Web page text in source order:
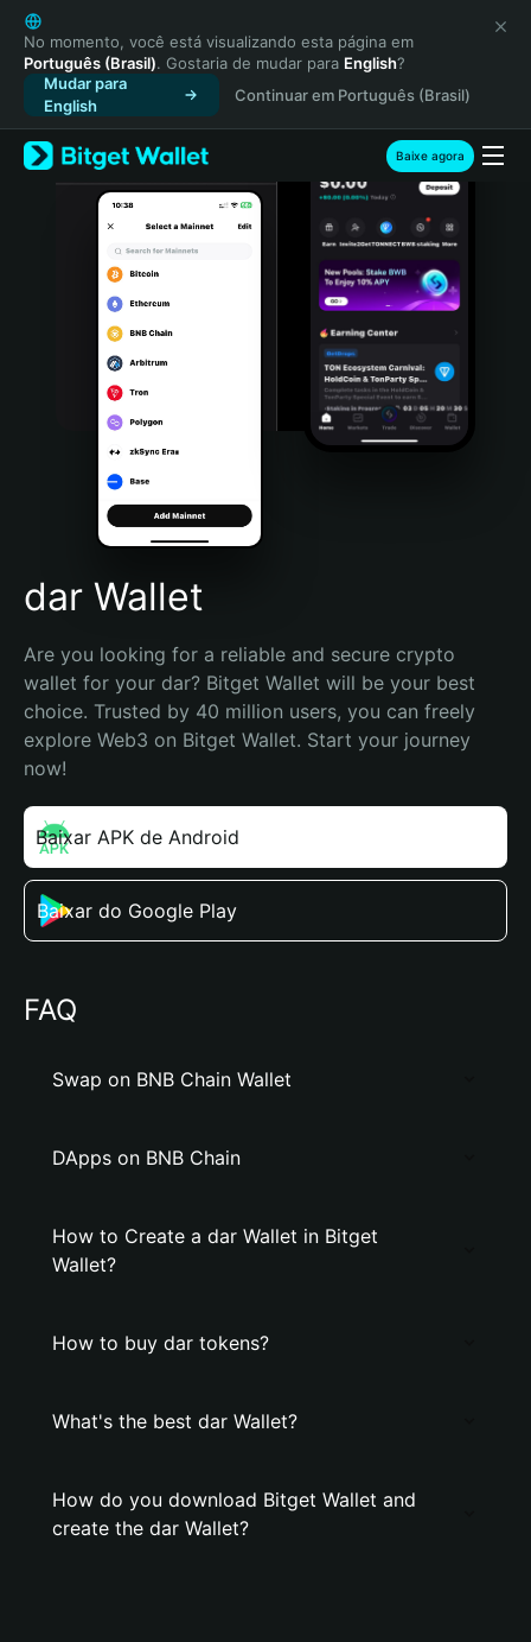
English
日本語
Tiếng Việt
Русский
Español (Latinoamérica)
Türkçe
Italiano
Português (Portugal)
Bahasa Indonesia
Português (Brasil)
Español (Argentina)
No momento, você está visualizando esta página em
Português (Brasil). Gostaria de mudar para English?
Mudar para
English
Continuar em Português (Brasil)
Baixe agora
dar Wallet
Are you looking for a reliable and secure crypto
wallet for your dar? Bitget Wallet will be your best
choice. Trusted by 40 million users, you can freely
explore Web3 on Bitget Wallet. Start your journey
now!
Baixar APK de Android
Baixar do Google Play
FAQ
Swap on BNB Chain Wallet
DApps on BNB Chain
How to Create a dar Wallet in Bitget
Wallet?
How to buy dar tokens?
What's the best dar Wallet?
How do you download Bitget Wallet and
create the dar Wallet?